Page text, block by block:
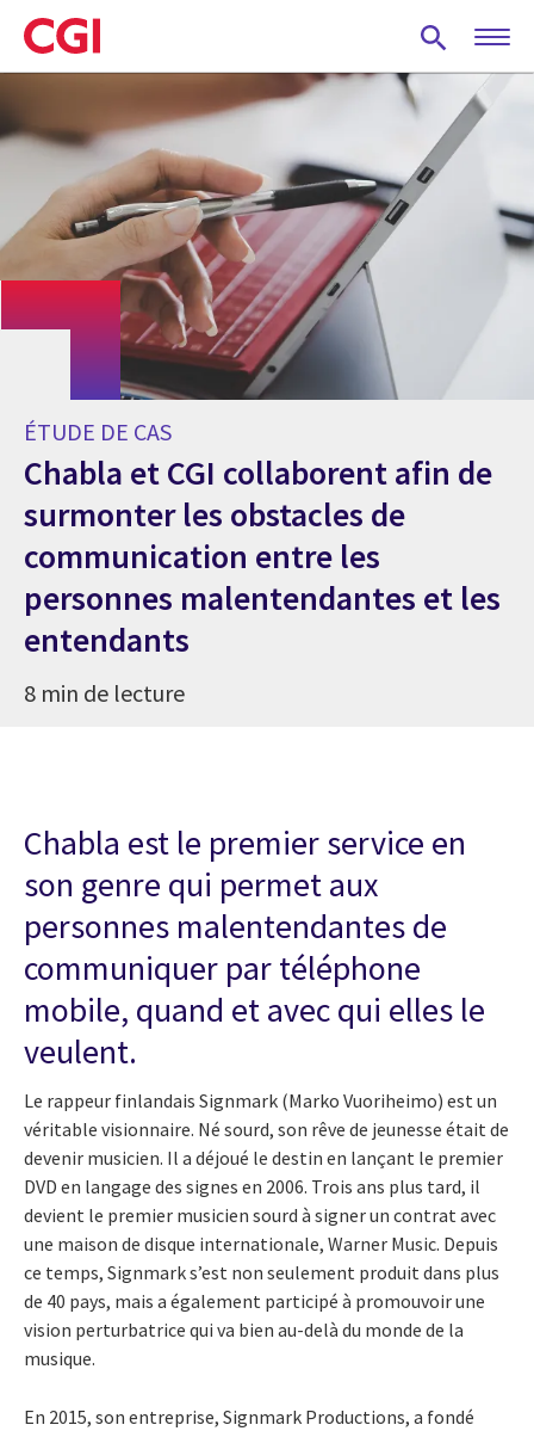
Skip
to
main
ÉTUDE DE CAS
Chabla et CGI collaborent afin de
surmonter les obstacles de
communication entre les
personnes malentendantes et les
entendants
8 min de lecture
Chabla est le premier service en
son genre qui permet aux
personnes malentendantes de
communiquer par téléphone
mobile, quand et avec qui elles le
veulent.
Le rappeur finlandais Signmark (Marko Vuoriheimo) est un
véritable visionnaire. Né sourd, son rêve de jeunesse était de
devenir musicien. Il a déjoué le destin en lançant le premier
DVD en langage des signes en 2006. Trois ans plus tard, il
devient le premier musicien sourd à signer un contrat avec
une maison de disque internationale, Warner Music. Depuis
ce temps, Signmark s’est non seulement produit dans plus
de 40 pays, mais a également participé à promouvoir une
vision perturbatrice qui va bien au-delà du monde de la
musique.
En 2015, son entreprise, Signmark Productions, a fondé